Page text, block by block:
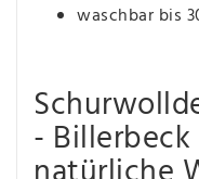
waschbar bis
-